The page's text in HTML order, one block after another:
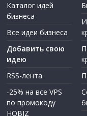
Каталог идей
бизнеса
Все идеи бизнеса
Добавить свою
идею
RSS-лента
-25% на все VPS
по промокоду
HOBIZ